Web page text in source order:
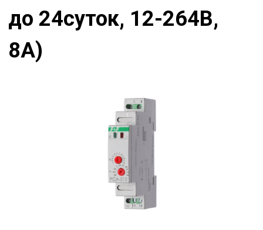
до 24суток, 12-264В,
8А)